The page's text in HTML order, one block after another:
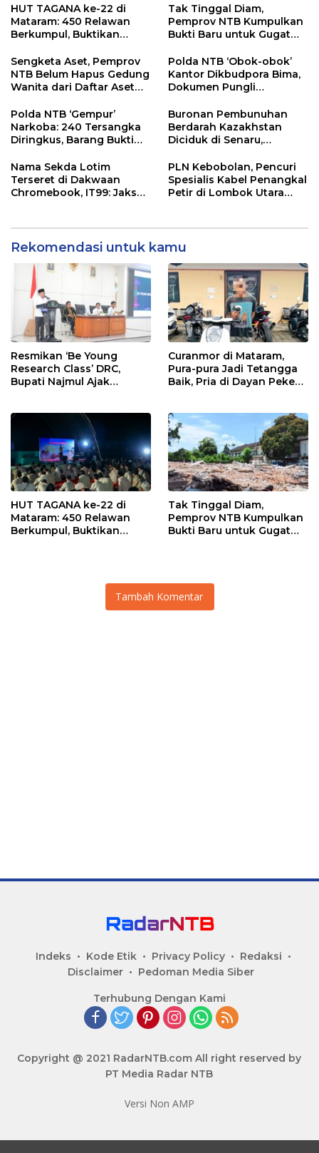
Teliti Kekurangan Daerah
Demi Perbaikan Kebijakan
Berakhir di Tangan Polisi
HUT TAGANA ke-22 di
Mataram: 450 Relawan
Berkumpul, Buktikan
Kemanusiaan
Tak Tinggal Diam,
Pemprov NTB Kumpulkan
Bukti Baru untuk Gugat
Wanita
Sengketa Aset, Pemprov
NTB Belum Hapus Gedung
Wanita dari Daftar Aset
Polda NTB ‘Obok-obok’
Kantor Dikbudpora Bima,
Dokumen Pungli
Disita
Polda NTB ‘Gempur’
Narkoba: 240 Tersangka
Diringkus, Barang Bukti
Dimusnahkan
Buronan Pembunuhan
Berdarah Kazakhstan
Diciduk di Senaru,
Berujung Red Notice
Nama Sekda Lotim
Terseret di Dakwaan
Chromebook, IT99: Jaksa
PLN Kebobolan, Pencuri
Spesialis Kabel Penangkal
Petir di Lombok Utara
Rekomendasi untuk kamu
Resmikan ‘Be Young
Research Class’ DRC,
Bupati Najmul Ajak
Demi Perbaikan Kebijakan
Curanmor di Mataram,
Pura-pura Jadi Tetangga
Baik, Pria di Dayan Peken
HUT TAGANA ke-22 di
Mataram: 450 Relawan
Berkumpul, Buktikan
Tak Tinggal Diam,
Pemprov NTB Kumpulkan
Bukti Baru untuk Gugat
Tambah Komentar
Indeks Kode Etik Privacy Policy
Redaksi
Disclaimer
Pedoman Media Siber
Terhubung Dengan Kami
Copyright @ 2021 RadarNTB.com All right reserved by
PT Media Radar NTB
Versi Non AMP